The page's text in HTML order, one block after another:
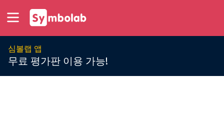
심볼랩 앱
무료 평가판 이용 가능!